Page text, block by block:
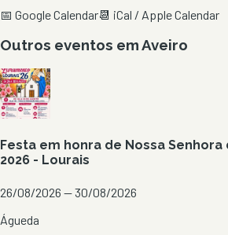
📅 Google Calendar📆 iCal / Apple Calendar
Outros eventos emAveiro
Festa em honra de Nossa
2026 - Lourais
26/08/2026 — 30/08/2026
Águeda